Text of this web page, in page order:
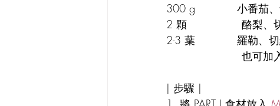
300 g		小番
2 顆		        酪梨
2-3 葉		羅勒
也
| 步驟 |